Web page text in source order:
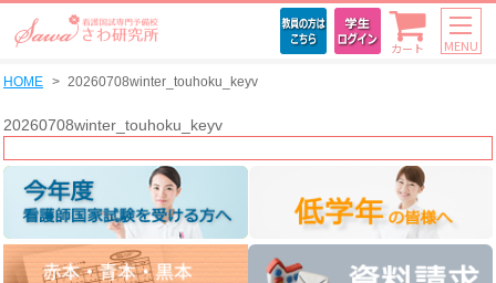
カート MENU
HOME 20260708winter_touhoku_keyv
20260708winter_touhoku_keyv